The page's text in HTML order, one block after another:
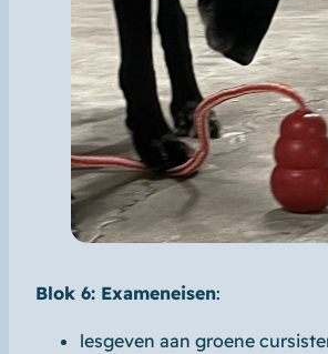
Blok 6: Exameneisen:
lesgeven aan groene